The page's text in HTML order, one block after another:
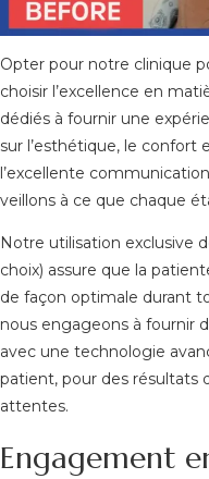
Opter pour notre clinique
choisir l’excellence en
dédiés à fournir une
sur l’esthétique, le confort
l’excellente
veillons à ce que chaque
Notre utilisation exclusive
choix) assure que la
de façon optimale durant
nous engageons à fournir
avec une technologie
patient, pour des résultats
attentes.
Engagement